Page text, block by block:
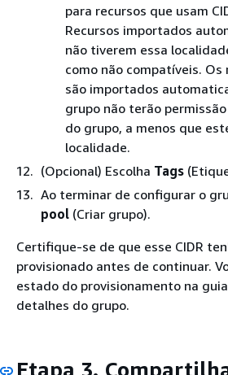
para recursos que usam
Recursos importados
não tiverem essa
como não compatíveis. Os
são importados
grupo não terão
do grupo, a menos que
localidade.
(Opcional) Escolha Tags
Ao terminar de configurar o
pool (Criar grupo).
Certifique-se de que esse CIDR
provisionado antes de continuar.
estado do provisionamento na guia
detalhes do grupo.
Etapa 3.